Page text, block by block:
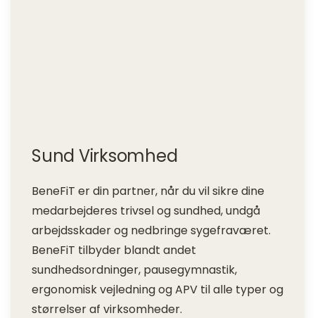
Sund Virksomhed
BeneFiT er din partner, når du vil sikre dine
medarbejderes trivsel og sundhed, undgå
arbejdsskader og nedbringe sygefraværet.
BeneFiT tilbyder blandt andet
sundhedsordninger, pausegymnastik,
ergonomisk vejledning og APV til alle typer og
størrelser af virksomheder.